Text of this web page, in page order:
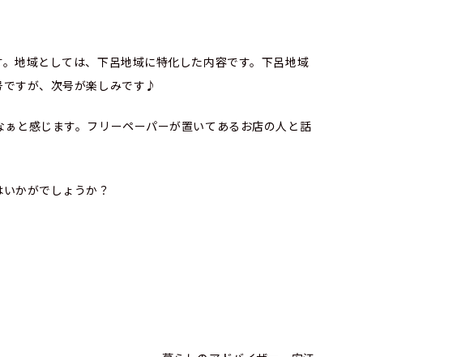
地域としては、下呂地域に特化した内容です。下呂地域
すが、次号が楽しみです♪
と感じます。フリーペーパーが置いてあるお店の人と話
かがでしょうか？